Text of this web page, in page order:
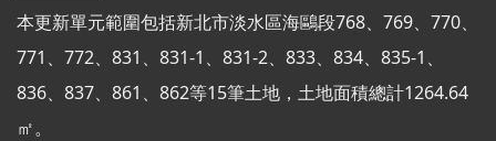
本更新單元範圍包括新北市淡水區海鷗段768、769、770、
771、772、831、831-1、831-2、833、834、835-1、
836、837、861、862等15筆土地，土地面積總計1264.64
㎡。